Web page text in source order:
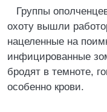
Группы
охоту вышли
нацеленные на
инфицированные
бродят в темноте,
особенно крови.